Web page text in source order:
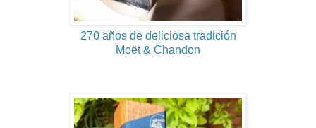
270 años de deliciosa tradición
Moët & Chandon